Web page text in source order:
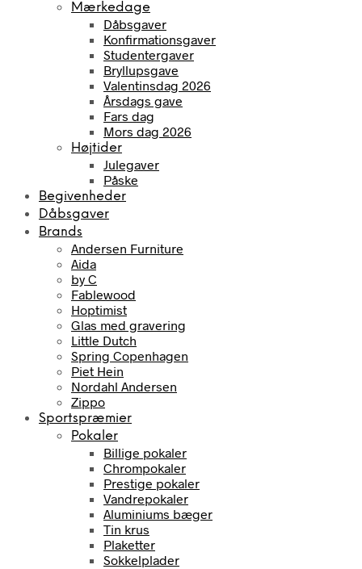
Mærkedage
Dåbsgaver
Konfirmationsgaver
Studentergaver
Bryllupsgave
Valentinsdag 2026
Årsdags gave
Fars dag
Mors dag 2026
Højtider
Julegaver
Påske
Begivenheder
Dåbsgaver
Brands
Andersen Furniture
Aida
by C
Fablewood
Hoptimist
Glas med gravering
Little Dutch
Spring Copenhagen
Piet Hein
Nordahl Andersen
Zippo
Sportspræmier
Pokaler
Billige pokaler
Chrompokaler
Prestige pokaler
Vandrepokaler
Aluminiums bæger
Tin krus
Plaketter
Sokkelplader